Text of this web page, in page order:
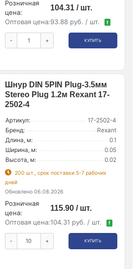
Розничная
цена:
104.31 / шт.
Оптовая цена:93.88 руб. / шт. !
- + КУПИТЬ
Шнур DIN 5PIN Plug-3.5мм
Stereo Plug 1.2м Rexant 17-
2502-4
Артикул:
17-2502-4
Бренд:
Rexant
Длина, м:
0.1
Ширина, м:
0.05
Высота, м:
0.02
200 шт., срок поставки 5-7 рабочих
дней
Обновлено 06.08.2026
Розничная
цена:
115.90 / шт.
Оптовая цена:104.31 руб. / шт. !
- + КУПИТЬ